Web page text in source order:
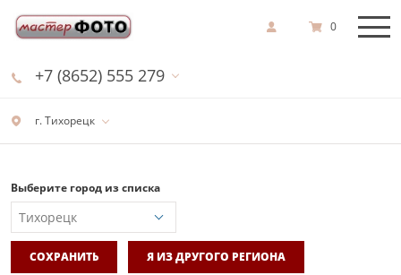
г. Тихорецк
+7 (8652) 555 279
0
Выберите город из списка
СОХРАНИТЬ Я ИЗ ДРУГОГО РЕГИОНА